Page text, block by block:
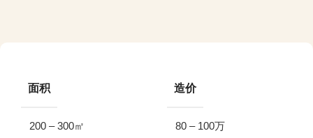
面积
200 – 300㎡
造价
80 – 100万